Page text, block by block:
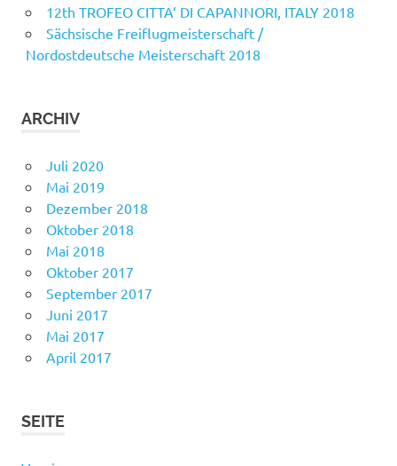
12th TROFEO CITTA‘ DI CAPANNORI, ITALY 2018
Sächsische Freiflugmeisterschaft /
Nordostdeutsche Meisterschaft 2018
ARCHIV
Juli 2020
Mai 2019
Dezember 2018
Oktober 2018
Mai 2018
Oktober 2017
September 2017
Juni 2017
Mai 2017
April 2017
SEITE